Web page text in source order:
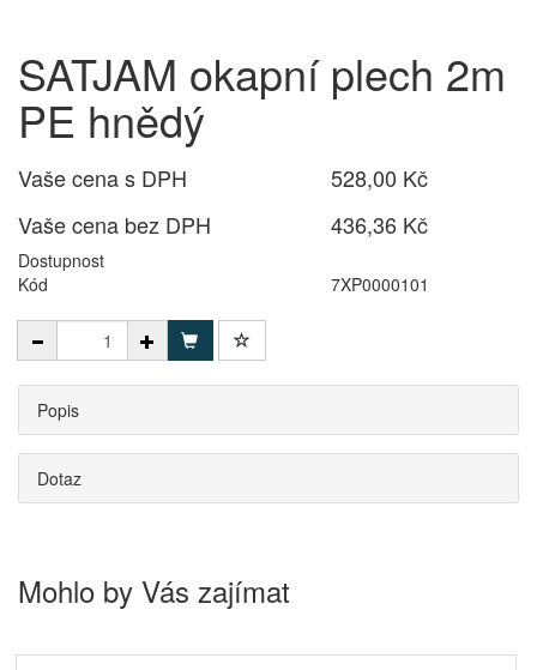
SATJAM okapní plech 2m
PE hnědý
Vaše cena s DPH
528,00 Kč
Vaše cena bez DPH
436,36 Kč
Dostupnost
Kód
7XP0000101
Popis
Dotaz
Mohlo by Vás zajímat